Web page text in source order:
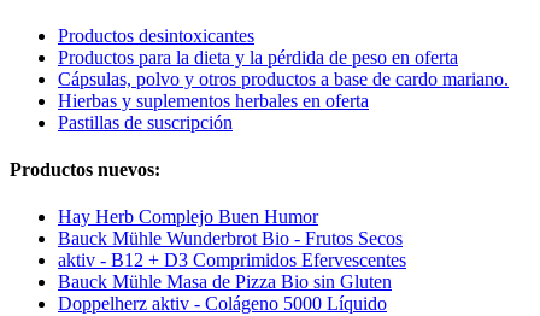
Productos desintoxicantes
Productos para la dieta y la pérdida de peso en oferta
Cápsulas, polvo y otros productos a base de cardo mariano.
Hierbas y suplementos herbales en oferta
Pastillas de suscripción
Productos nuevos:
Hay Herb Complejo Buen Humor
Bauck Mühle Wunderbrot Bio - Frutos Secos
aktiv - B12 + D3 Comprimidos Efervescentes
Bauck Mühle Masa de Pizza Bio sin Gluten
Doppelherz aktiv - Colágeno 5000 Líquido